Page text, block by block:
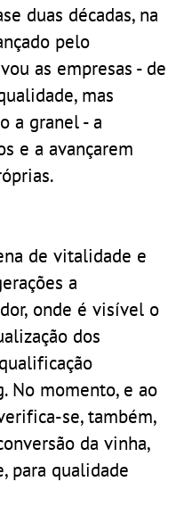
duas décadas, na
pelo
as empresas - de
mas
a granel - a
e a avançarem
de vitalidade e
a
onde é visível o
dos
No momento, e ao
se, também,
da vinha,
para qualidade